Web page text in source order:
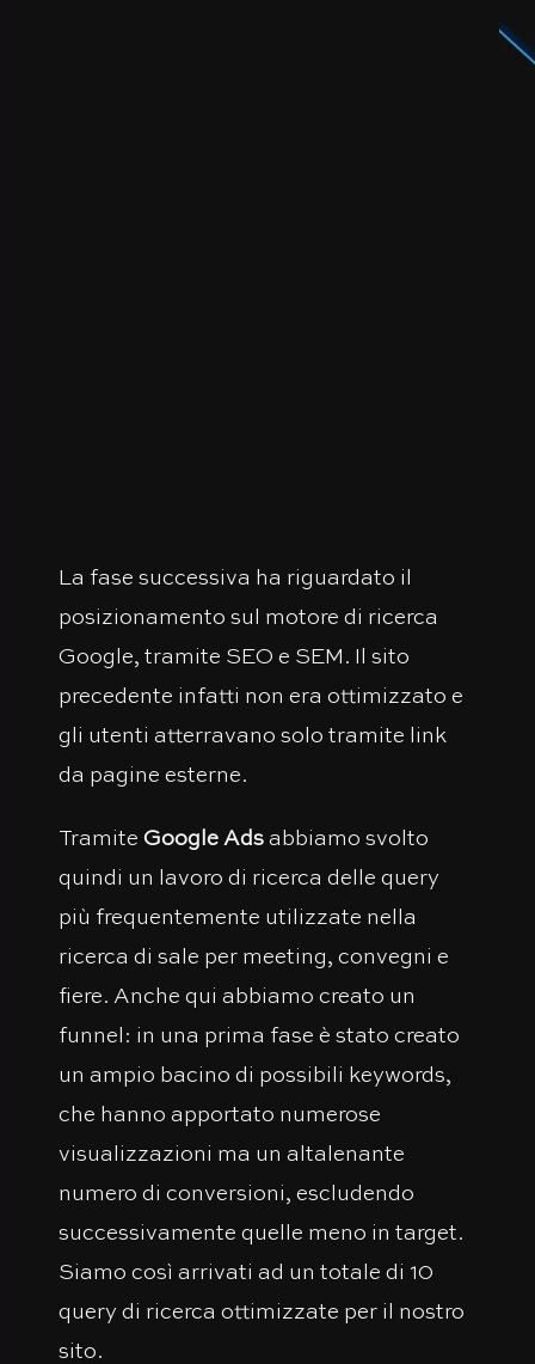
La fase successiva ha riguardato il
posizionamento sul motore di ricerca
Google, tramite SEO e SEM. Il sito
precedente infatti non era ottimizzato e
gli utenti atterravano solo tramite link
da pagine esterne.
TramiteGoogle Ads abbiamo svolto
quindi un lavoro di ricerca delle query
più frequentemente utilizzate nella
ricerca di sale per meeting, convegni e
fiere. Anche qui abbiamo creato un
funnel: in una prima fase è stato creato
un ampio bacino di possibili keywords,
che hanno apportato numerose
visualizzazioni ma un altalenante
numero di conversioni, escludendo
successivamente quelle meno in target.
Siamo così arrivati ad un totale di 10
query di ricerca ottimizzate per il nostro
sito.